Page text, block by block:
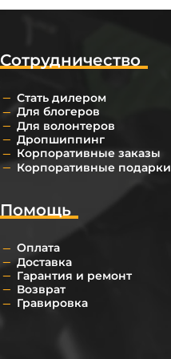
Сотрудничество
Стать дилером
Для блогеров
Для волонтеров
Дропшиппинг
Корпоративные заказы
Корпоративные подарки
Помощь
Оплата
Доставка
Гарантия и ремонт
Возврат
Гравировка